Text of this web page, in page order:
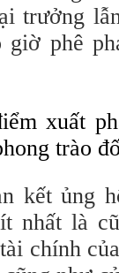
trưởng
phê
xuất
trào
kết ủng
nhất là
chính